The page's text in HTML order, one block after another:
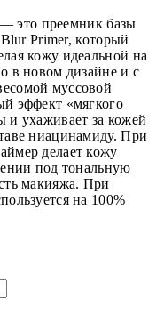
это преемник базы
Primer, который
кожу идеальной на
в новом дизайне и с
муссовой
эффект «мягкого
и ухаживает за кожей
ниацинамиду. При
делает кожу
под тональную
макияжа. При
на 100%